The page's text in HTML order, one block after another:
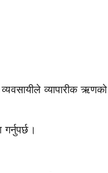
व्यापारीक ऋणको